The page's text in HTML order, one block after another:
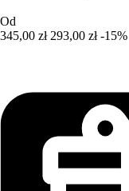
Od
345,00 zł 293,00 zł -15%